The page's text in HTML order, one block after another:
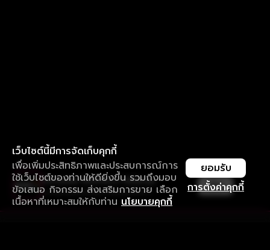
เว็บไซต์นี้มีการจัดเก็บคุกกี้
เพื่อเพิ่มประสิทธิภาพและประสบการณ์การ
ใช้เว็บไซต์ของท่านให้ดียิ่งขึ้น รวมถึงมอบ
ข้อเสนอ กิจกรรม ส่งเสริมการขาย เลือก
เนื้อหาที่เหมาะสมให้กับท่าน นโยบายคุกกี้
การตั้งค่าคุกกี้
ยอมรับ
ใช้งานแอป ลื่นไหลกว่า ไม่มีสะดุด
ดาวน์โหลดแอปเพื่อการรับชมที่ดีกว่า เปิด